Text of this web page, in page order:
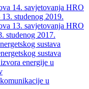
14. savjetovanja HRO
studenog 2019.
13. savjetovanja HRO
studenog 2017.
sustava
sustava
energije u
u